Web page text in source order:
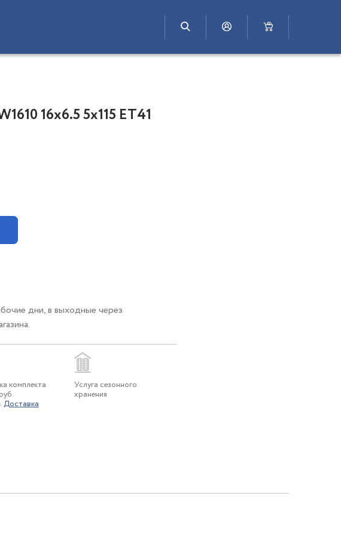
16x6.5 5x115 ET41
дни, в выходные через
комплекта
Доставка
Услуга сезонного
хранения